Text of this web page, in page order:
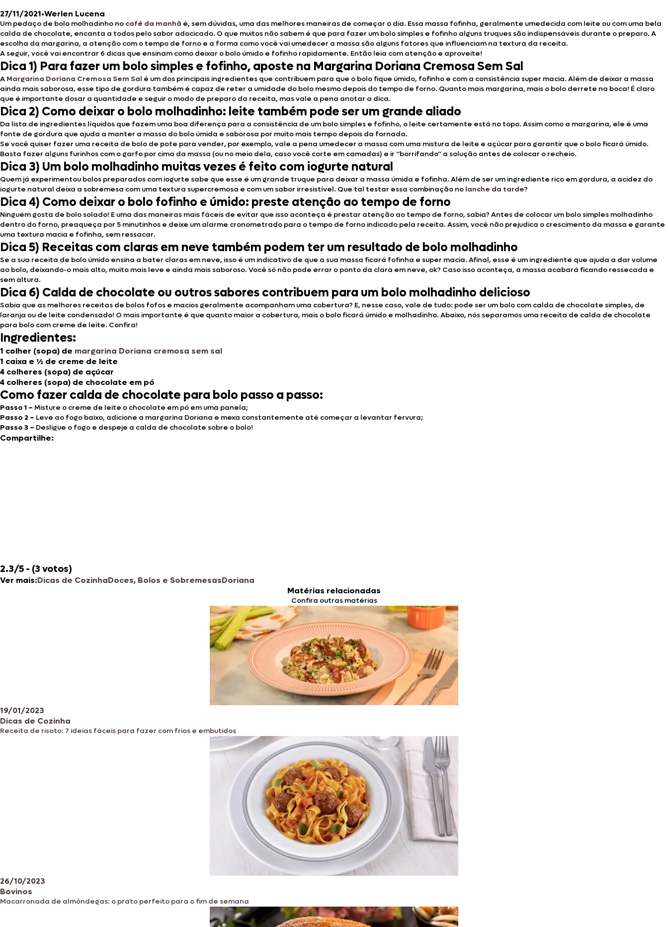
27/11/2021•Werlen Lucena
Um pedaço de bolo molhadinho no café da manhã é, sem dúvidas, uma das melhores maneiras de começar o dia. Essa massa fofinha, geralmente umedecida com leite ou com uma bela
calda de chocolate, encanta a todos pelo sabor adocicado. O que muitos não sabem é que para fazer um bolo simples e fofinho alguns truques são indispensáveis durante o preparo. A
escolha da margarina, a atenção com o tempo de forno e a forma como você vai umedecer a massa são alguns fatores que influenciam na textura da receita.
A seguir, você vai encontrar 6 dicas que ensinam como deixar o bolo úmido e fofinho rapidamente. Então leia com atenção e aproveite!
Dica 1) Para fazer um bolo simples e fofinho, aposte na Margarina Doriana Cremosa Sem Sal
A Margarina Doriana Cremosa Sem Sal é um dos principais ingredientes que contribuem para que o bolo fique úmido, fofinho e com a consistência super macia. Além de deixar a massa
ainda mais saborosa, esse tipo de gordura também é capaz de reter a umidade do bolo mesmo depois do tempo de forno. Quanto mais margarina, mais o bolo derrete na boca! É claro
que é importante dosar a quantidade e seguir o modo de preparo da receita, mas vale a pena anotar a dica.
Dica 2) Como deixar o bolo molhadinho: leite também pode ser um grande aliado
Da lista de ingredientes líquidos que fazem uma boa diferença para a consistência de um bolo simples e fofinho, o leite certamente está no topo. Assim como a margarina, ele é uma
fonte de gordura que ajuda a manter a massa do bolo úmida e saborosa por muito mais tempo depois da fornada.
Se você quiser fazer uma receita de bolo de pote para vender, por exemplo, vale a pena umedecer a massa com uma mistura de leite e açúcar para garantir que o bolo ficará úmido.
Basta fazer alguns furinhos com o garfo por cima da massa (ou no meio dela, caso você corte em camadas) e ir “borrifando” a solução antes de colocar o recheio.
Dica 3) Um bolo molhadinho muitas vezes é feito com iogurte natural
Quem já experimentou bolos preparados com iogurte sabe que esse é um grande truque para deixar a massa úmida e fofinha. Além de ser um ingrediente rico em gordura, a acidez do
iogurte natural deixa a sobremesa com uma textura supercremosa e com um sabor irresistível. Que tal testar essa combinação no lanche da tarde?
Dica 4) Como deixar o bolo fofinho e úmido: preste atenção ao tempo de forno
Ninguém gosta de bolo solado! E uma das maneiras mais fáceis de evitar que isso aconteça é prestar atenção ao tempo de forno, sabia? Antes de colocar um bolo simples molhadinho
dentro do forno, preaqueça por 5 minutinhos e deixe um alarme cronometrado para o tempo de forno indicado pela receita. Assim, você não prejudica o crescimento da massa e garante
uma textura macia e fofinha, sem ressacar.
Dica 5) Receitas com claras em neve também podem ter um resultado de bolo molhadinho
Se a sua receita de bolo úmido ensina a bater claras em neve, isso é um indicativo de que a sua massa ficará fofinha e super macia. Afinal, esse é um ingrediente que ajuda a dar volume
ao bolo, deixando-o mais alto, muito mais leve e ainda mais saboroso. Você só não pode errar o ponto da clara em neve, ok? Caso isso aconteça, a massa acabará ficando ressecada e
sem altura.
Dica 6) Calda de chocolate ou outros sabores contribuem para um bolo molhadinho delicioso
Sabia que as melhores receitas de bolos fofos e macios geralmente acompanham uma cobertura? E, nesse caso, vale de tudo: pode ser um bolo com calda de chocolate simples, de
laranja ou de leite condensado! O mais importante é que quanto maior a cobertura, mais o bolo ficará úmido e molhadinho. Abaixo, nós separamos uma receita de calda de chocolate
para bolo com creme de leite. Confira!
Ingredientes:
1 colher (sopa) de margarina Doriana cremosa sem sal
1 caixa e ½ de creme de leite
4 colheres (sopa) de açúcar
4 colheres (sopa) de chocolate em pó
Como fazer calda de chocolate para bolo passo a passo:
Passo 1 – Misture o creme de leite o chocolate em pó em uma panela;
Passo 2 – Leve ao fogo baixo, adicione a margarina Doriana e mexa constantemente até começar a levantar fervura;
Passo 3 – Desligue o fogo e despeje a calda de chocolate sobre o bolo!
Compartilhe:
2.3/5 - (3 votos)
Ver mais:Dicas de CozinhaDoces, Bolos e SobremesasDoriana
Matérias relacionadas
Confira outras matérias
19/01/2023
Dicas de Cozinha
Receita de risoto: 7 ideias fáceis para fazer com frios e embutidos
26/10/2023
Bovinos
Macarronada de almôndegas: o prato perfeito para o fim de semana